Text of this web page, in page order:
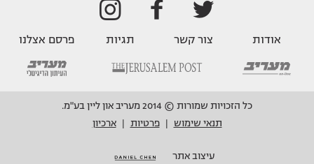
אודות צור קשר תגיות פרסם אצלנו
כל הזכויות שמורות © 2014 מעריב און ליין בע"מ.
תנאי שימוש
פרטיות ארכיון
עיצוב אתר